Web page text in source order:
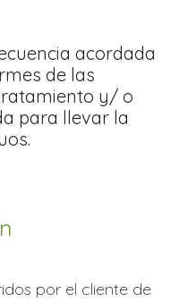
acordada
de las
y/ o
para llevar la
por el cliente de